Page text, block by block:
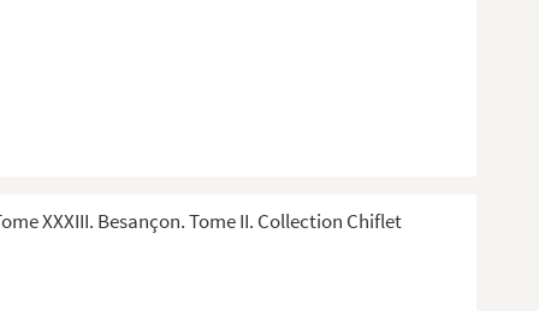
XXXIII. Besançon. Tome II. Collection Chiflet